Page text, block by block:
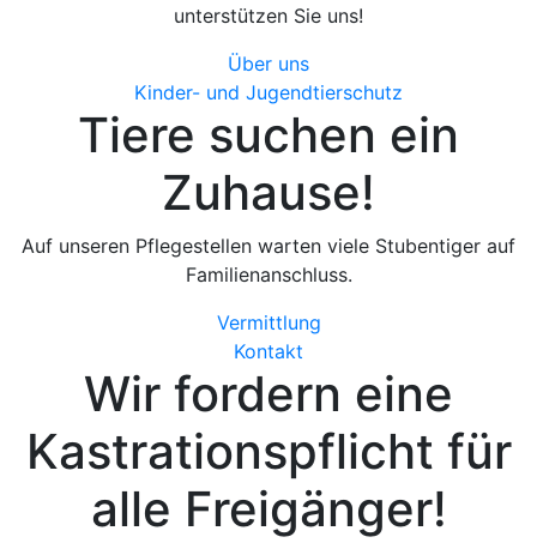
unterstützen Sie uns!
Über uns
Kinder- und Jugendtierschutz
Tiere suchen ein
Zuhause!
Auf unseren Pflegestellen warten viele Stubentiger auf
Familienanschluss.
Vermittlung
Kontakt
Wir fordern eine
Kastrationspflicht für
alle Freigänger!